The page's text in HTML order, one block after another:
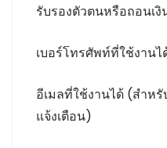
รับรองตัวตนหรือถอนเ
เบอร์โทรศัพท์ที่ใช้งานไ
อีเมลที่ใช้งานได้ (สำห
แจ้งเตือน)